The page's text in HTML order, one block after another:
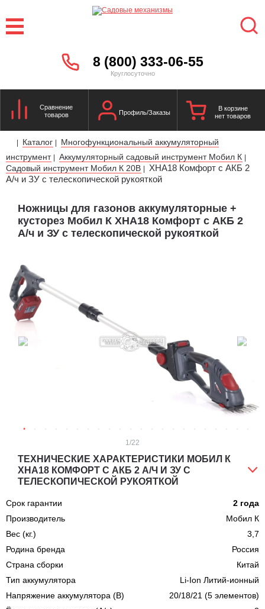
8 (800) 333-06-55
Круглосуточно
Сравнение
товаров
Профиль/Заказы
В корзине
нет товаров
| Каталог |
Многофункциональный аккумуляторный
инструмент | Аккумуляторный садовый инструмент Мобил К |
Садовый инструмент Мобил К 20В |
XHA18 Комфорт с АКБ 2
А/ч и ЗУ с телескопической рукояткой
Ножницы для газонов аккумуляторные +
кусторез Мобил К XHA18 Комфорт с АКБ 2
А/ч и ЗУ с телескопической рукояткой
1 /22
ТЕХНИЧЕСКИЕ ХАРАКТЕРИСТИКИ МОБИЛ К
XHA18 КОМФОРТ С АКБ 2 А/Ч И ЗУ С
ТЕЛЕСКОПИЧЕСКОЙ РУКОЯТКОЙ
Срок гарантии
2 года
Производитель
Мобил К
Вес (кг.)
3,7
Родина бренда
Россия
Страна сборки
Китай
Тип аккумулятора
Li-Ion Литий-ионный
Напряжение аккумулятора (В)
20/18/21 (5 элементов)